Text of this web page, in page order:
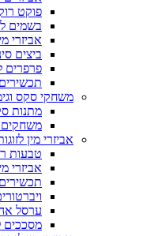
פוקט
בשמים
אביזרי
ביצים
פרפרים
משחקי סקס
מתנות
משחקים
אביזרי מין
טבעות
אביזרי
ערסל
מסככים